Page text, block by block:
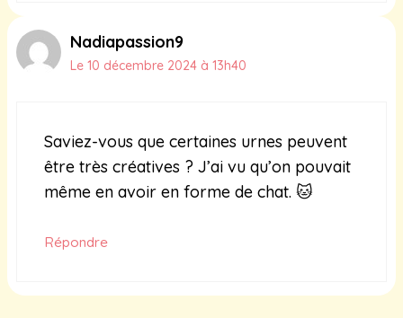
Nadiapassion9
Le 10 décembre 2024 à 13h40
Saviez-vous que certaines urnes peuvent
être très créatives ? J’ai vu qu’on pouvait
même en avoir en forme de chat. 🐱
Répondre